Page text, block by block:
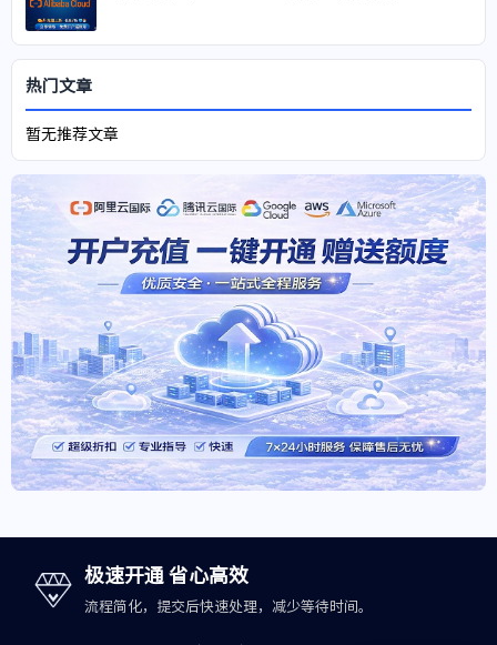
热门文章
暂无推荐文章
极速开通 省心高效
流程简化，提交后快速处理，减少等待时间。